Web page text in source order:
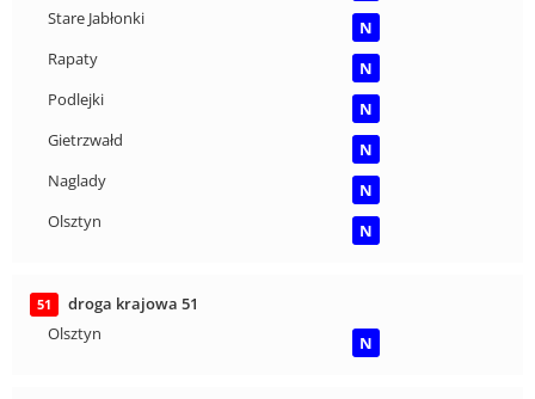
Stare Jabłonki
N
Rapaty
N
Podlejki
N
Gietrzwałd
N
Naglady
N
Olsztyn
N
51
droga krajowa 51
Olsztyn
N